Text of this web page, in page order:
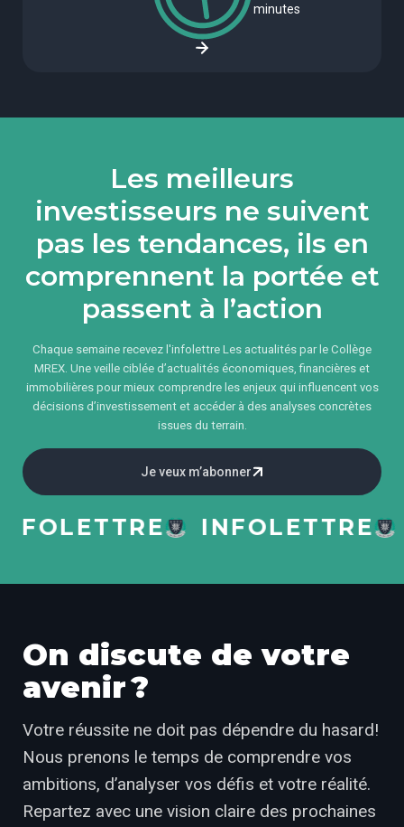
minutes
Les meilleurs
investisseurs ne suivent
pas les tendances, ils en
comprennent la portée et
passent à l’action
Chaque semaine recevez l'infolettre Les actualités par le Collège
MREX. Une veille ciblée d’actualités économiques, financières et
immobilières pour mieux comprendre les enjeux qui influencent vos
décisions d’investissement et accéder à des analyses concrètes
issues du terrain.
Je veux m’abonner
INFOLETTRE
On discute de votre
avenir ?
Votre réussite ne doit pas dépendre du hasard!
Nous prenons le temps de comprendre vos
ambitions, d’analyser vos défis et votre réalité.
Repartez avec une vision claire des prochaines